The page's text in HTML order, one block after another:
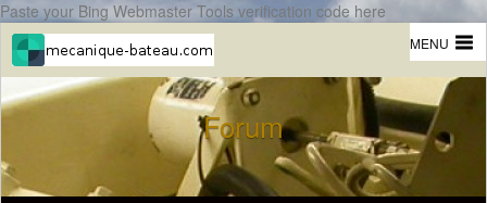
Paste your Bing Webmaster Tools verification code here
MENU
Forum